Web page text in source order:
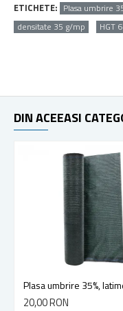
ETICHETE: Plasa umbrire
densitate 35 g/mp
HGT
DIN ACEEASI
20,00 RON